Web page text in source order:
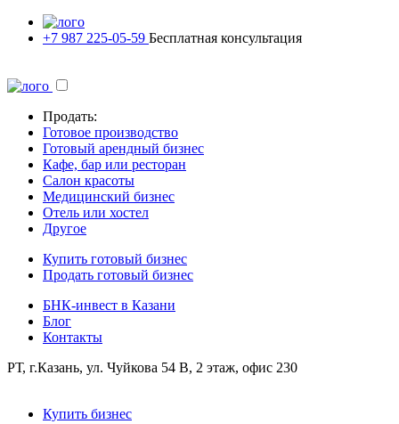
+7 987 225-05-59 Бесплатная консультация
Продать:
Готовое производство
Готовый арендный бизнес
Кафе, бар или ресторан
Салон красоты
Медицинский бизнес
Отель или хостел
Другое
Купить готовый бизнес
Продать готовый бизнес
БНК-инвест в Казани
Блог
Контакты
РТ, г.Казань, ул. Чуйкова 54 В, 2 этаж, офис 230
Купить бизнес